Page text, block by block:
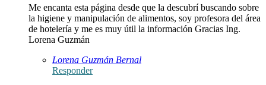
Me encanta esta página desde que la descubrí buscando sobre
la higiene y manipulación de alimentos, soy profesora del área
de hotelería y me es muy útil la información Gracias Ing.
Lorena Guzmán
Lorena Guzmán Bernal
Responder